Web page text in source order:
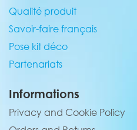
Qualité produit
Savoir-faire français
Pose kit déco
Partenariats
Informations
Privacy and Cookie Policy